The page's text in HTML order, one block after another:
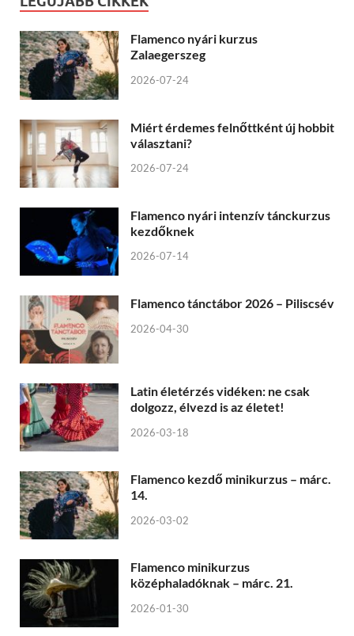
Flamenco nyári kurzus
Zalaegerszeg
2026-07-24
Miért érdemes felnőttként új hobbit
választani?
2026-07-24
Flamenco nyári intenzív tánckurzus
kezdőknek
2026-07-14
Flamenco tánctábor 2026 – Piliscsév
2026-04-30
Latin életérzés vidéken: ne csak
dolgozz, élvezd is az életet!
2026-03-18
Flamenco kezdő minikurzus – márc.
14.
2026-03-02
Flamenco minikurzus
középhaladóknak – márc. 21.
2026-01-30